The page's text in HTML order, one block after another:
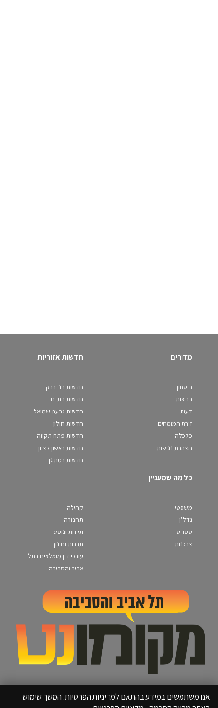
מדורים
ביטחון
בריאות
דעות
זירת המומחים
כלכלה
הצהרת נגישות
חדשות אזוריות
חדשות בני ברק
חדשות בת ים
חדשות גבעת שמואל
חדשות חולון
חדשות פתח תקווה
חדשות ראשון לציון
חדשות רמת גן
כל מה שמעניין
משפטי
נדל"ן
ספורט
צרכנות
קהילה
תחבורה
תיירות ונופש
תרבות וחינוך
עורכי דין מומלצים בתל
אביב והסביבה
אנו משתמשים במידע בהתאם למדיניות הפרטיות. המשך שימוש